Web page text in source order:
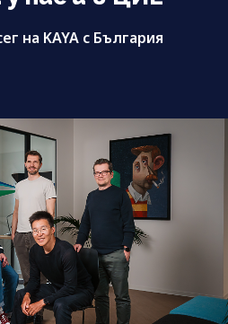
на KAYA с България